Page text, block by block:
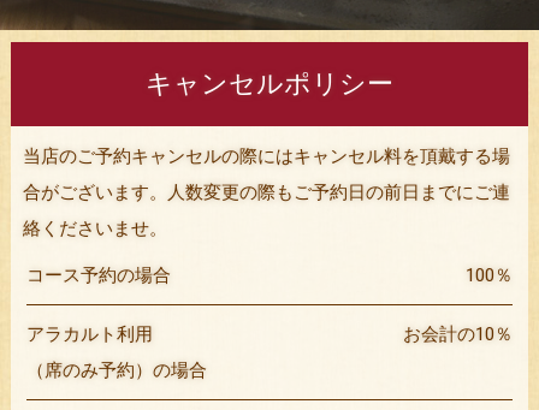
キャンセルポリシー
当店のご予約キャンセルの際にはキャンセル料を頂戴する場
合がございます。人数変更の際もご予約日の前日までにご連
絡くださいませ。
コース予約の場合 100％
アラカルト利用
（席のみ予約）の場合
お会計の10％